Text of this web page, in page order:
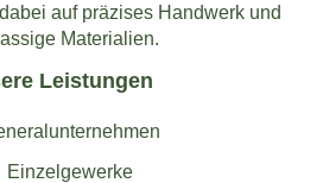
auf präzises Handwerk und
Materialien.
Leistungen
Einzelgewerke